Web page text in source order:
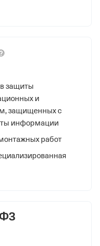
Налоговой
защиты
и
защищенных с
информации
работ